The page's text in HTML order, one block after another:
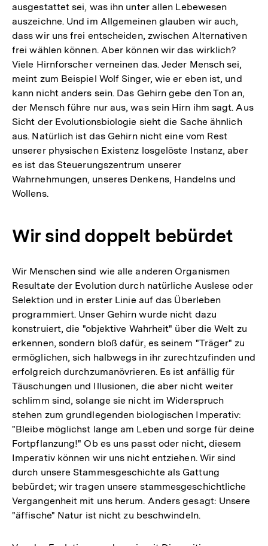
ausgestattet sei, was ihn unter allen Lebewesen
auszeichne. Und im Allgemeinen glauben wir auch,
dass wir uns frei entscheiden, zwischen Alternativen
frei wählen können. Aber können wir das wirklich?
Viele Hirnforscher verneinen das. Jeder Mensch sei,
meint zum Beispiel Wolf Singer, wie er eben ist, und
kann nicht anders sein. Das Gehirn gebe den Ton an,
der Mensch führe nur aus, was sein Hirn ihm sagt. Aus
Sicht der Evolutionsbiologie sieht die Sache ähnlich
aus. Natürlich ist das Gehirn nicht eine vom Rest
unserer physischen Existenz losgelöste Instanz, aber
es ist das Steuerungszentrum unserer
Wahrnehmungen, unseres Denkens, Handelns und
Wollens.
Wir sind doppelt bebürdet
Wir Menschen sind wie alle anderen Organismen
Resultate der Evolution durch natürliche Auslese oder
Selektion und in erster Linie auf das Überleben
programmiert. Unser Gehirn wurde nicht dazu
konstruiert, die "objektive Wahrheit" über die Welt zu
erkennen, sondern bloß dafür, es seinem "Träger" zu
ermöglichen, sich halbwegs in ihr zurechtzufinden und
erfolgreich durchzumanövrieren. Es ist anfällig für
Täuschungen und Illusionen, die aber nicht weiter
schlimm sind, solange sie nicht im Widerspruch
stehen zum grundlegenden biologischen Imperativ:
"Bleibe möglichst lange am Leben und sorge für deine
Fortpflanzung!" Ob es uns passt oder nicht, diesem
Imperativ können wir uns nicht entziehen. Wir sind
durch unsere Stammesgeschichte als Gattung
bebürdet; wir tragen unsere stammesgeschichtliche
Vergangenheit mit uns herum. Anders gesagt: Unsere
"äffische" Natur ist nicht zu beschwindeln.